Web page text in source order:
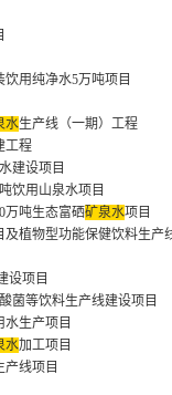
用纯净水5万吨项目
水生产线（一期）工程
工程
建设项目
饮用山泉水项目
万吨生态富硒矿泉水项目
植物型功能保健饮料生产
设项目
菌等饮料生产线建设项目
生产项目
水加工项目
线项目